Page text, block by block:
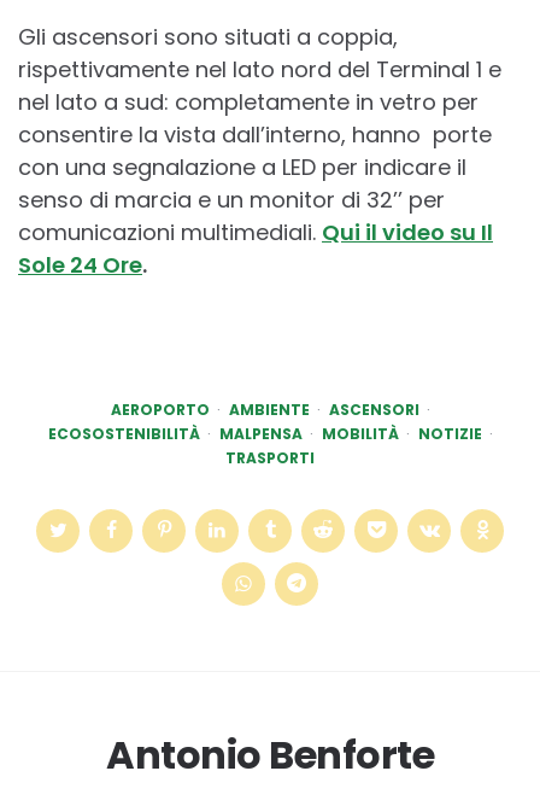
Gli ascensori sono situati a coppia,
rispettivamente nel lato nord del Terminal 1 e
nel lato a sud: completamente in vetro per
consentire la vista dall’interno, hanno porte
con una segnalazione a LED per indicare il
senso di marcia e un monitor di 32’’ per
comunicazioni multimediali. Qui il video su Il
Sole 24 Ore.
AEROPORTO AMBIENTE
ASCENSORI
ECOSOSTENIBILITÀ
MALPENSA MOBILITÀ
NOTIZIE
TRASPORTI
Antonio Benforte